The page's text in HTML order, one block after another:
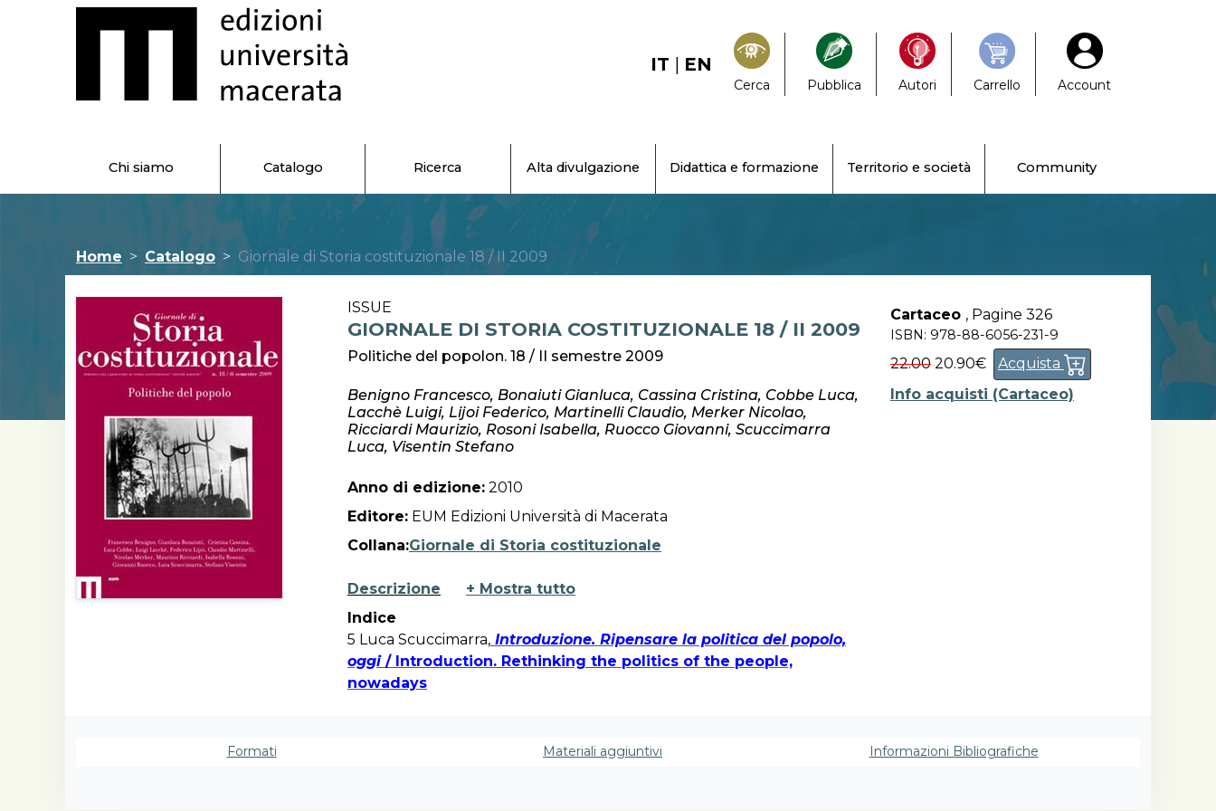
IT | EN
Cerca Pubblica Autori Carrello Account
Chi siamo Catalogo Ricerca Alta divulgazione Didattica e formazione Territorio e società Community
Home Catalogo Giornale di Storia costituzionale 18 / II 2009
ISSUE
GIORNALE DI STORIA COSTITUZIONALE 18 / II 2009
Politiche del popolon. 18 / II semestre 2009
Benigno Francesco, Bonaiuti Gianluca, Cassina Cristina, Cobbe Luca,
Lacchè Luigi, Lijoi Federico, Martinelli Claudio, Merker Nicolao,
Ricciardi Maurizio, Rosoni Isabella, Ruocco Giovanni, Scuccimarra
Luca, Visentin Stefano
Anno di edizione: 2010
Editore: EUM Edizioni Università di Macerata
Collana:Giornale di Storia costituzionale
Descrizione
+ Mostra tutto
Indice
5 Luca Scuccimarra, Introduzione. Ripensare la politica del popolo,
oggi/ Introduction. Rethinking the politics of the people,
nowadays
/ However what’s the people? (analytics of concepts)
Cartaceo , Pagine 326
ISBN: 978-88-6056-231-9
22.00 20.90€
Acquista
Info acquisti (Cartaceo)
Formati Materiali aggiuntivi Informazioni Bibliografiche